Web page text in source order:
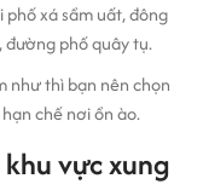
xá sầm uất, đông
đường phố quây tụ.
như thì bạn nên chọn
chế nơi ồn ào.
vực xung